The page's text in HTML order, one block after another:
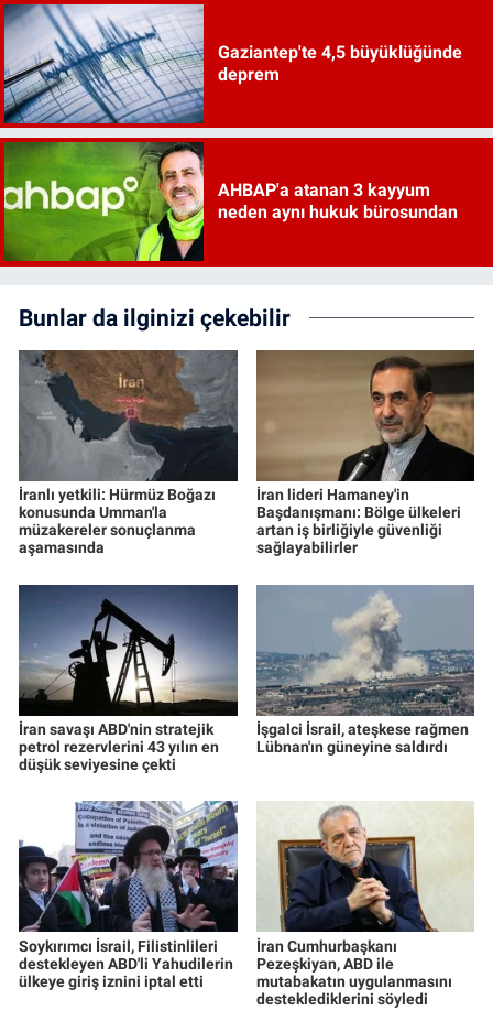
Gaziantep'te 4,5 büyüklüğünde
deprem
AHBAP'a atanan 3 kayyum
neden aynı hukuk bürosundan
Bunlar da ilginizi çekebilir
İranlı yetkili: Hürmüz Boğazı
konusunda Umman'la
müzakereler sonuçlanma
aşamasında
İran lideri Hamaney'in
Başdanışmanı: Bölge ülkeleri
artan iş birliğiyle güvenliği
sağlayabilirler
İran savaşı ABD'nin stratejik
petrol rezervlerini 43 yılın en
düşük seviyesine çekti
İşgalci İsrail, ateşkese rağmen
Lübnan'ın güneyine saldırdı
Soykırımcı İsrail, Filistinlileri
destekleyen ABD'li Yahudilerin
ülkeye giriş iznini iptal etti
İran Cumhurbaşkanı
Pezeşkiyan, ABD ile
mutabakatın uygulanmasını
desteklediklerini söyledi